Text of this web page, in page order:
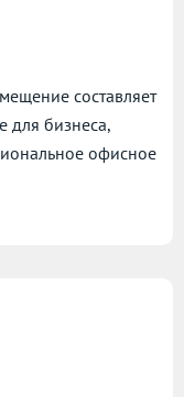
составляет
для бизнеса,
офисное